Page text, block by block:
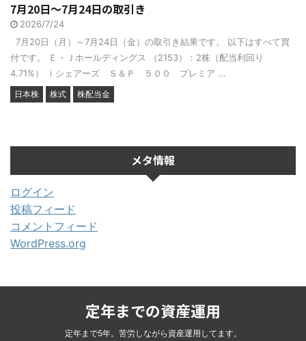
7月20日～7月24日の取引き
2026/7/24
7月20日（月）～7月24日（金）の取引き結果です。 以下はすべて買
付です。 Ｅ・Ｊホールディングス （2153）：2株（配当利回り
4.71%） ｉシェアーズ Ｓ＆Ｐ ５００ プレミア ...
日本株 株式 株配当金
メタ情報
ログイン
投稿フィード
コメントフィード
WordPress.org
定年までの資産運用
定年まで5年。苦労しながら資産運用してます。